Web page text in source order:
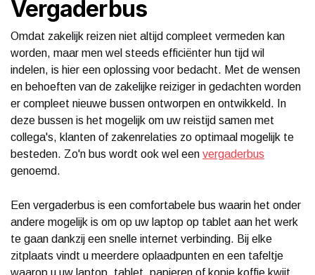
Vergaderbus
Omdat zakelijk reizen niet altijd compleet vermeden kan
worden, maar men wel steeds efficiënter hun tijd wil
indelen, is hier een oplossing voor bedacht. Met de wensen
en behoeften van de zakelijke reiziger in gedachten worden
er compleet nieuwe bussen ontworpen en ontwikkeld. In
deze bussen is het mogelijk om uw reistijd samen met
collega's, klanten of zakenrelaties zo optimaal mogelijk te
besteden. Zo'n bus wordt ook wel een vergaderbus
genoemd.
Een vergaderbus is een comfortabele bus waarin het onder
andere mogelijk is om op uw laptop op tablet aan het werk
te gaan dankzij een snelle internet verbinding. Bij elke
zitplaats vindt u meerdere oplaadpunten en een tafeltje
waarop u uw laptop, tablet, papieren of kopje koffie kwijt